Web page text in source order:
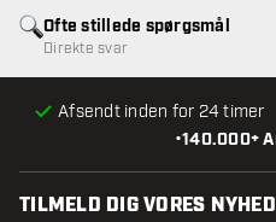
•140.000+
Afsendt inden for 24 timer
Ofte stillede spørgsmål
Direkte svar
TILMELD DIG VORES